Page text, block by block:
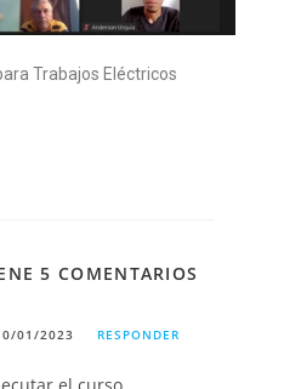
Trabajos Eléctricos
5 COMENTARIOS
01/2023 RESPONDER